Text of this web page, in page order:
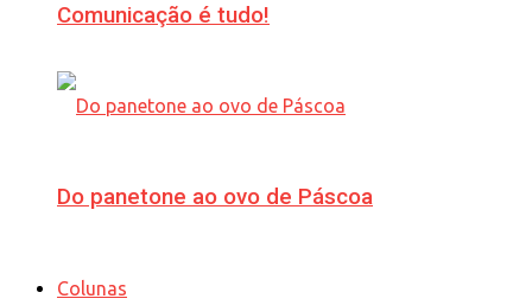
Comunicação é tudo!
Do panetone ao ovo de Páscoa
Colunas